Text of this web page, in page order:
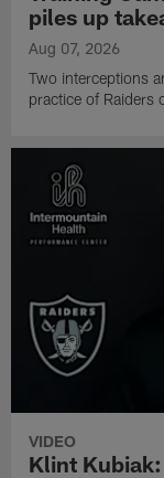
piles up
Aug 07, 2026
Two interceptions
practice of Raiders
VIDEO
Klint